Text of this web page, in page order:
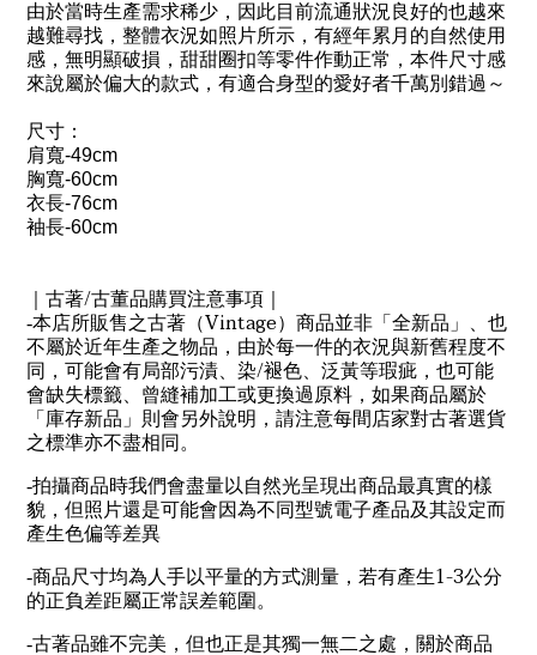
由於當時生產需求稀少，因此目前流通狀況良好的也越來
越難尋找，整體衣況如照片所示，有經年累月的自然使用
感，無明顯破損，甜甜圈扣等零件作動正常，本件尺寸感
來說屬於偏大的款式，有適合身型的愛好者千萬別錯過～
尺寸：
肩寬-49cm
胸寬-60cm
衣長-76cm
袖長-60cm
｜古著/古董品購買注意事項｜
-本店所販售之古著（Vintage）商品並非「全新品」、也
不屬於近年生產之物品，由於每一件的衣況與新舊程度不
同，可能會有局部污漬、染/褪色、泛黃等瑕疵，也可能
會缺失標籤、曾縫補加工或更換過原料，如果商品屬於
「庫存新品」則會另外說明，請注意每間店家對古著選貨
之標準亦不盡相同。
-拍攝商品時我們會盡量以自然光呈現出商品最真實的樣
貌，但照片還是可能會因為不同型號電子產品及其設定而
產生色偏等差異
-商品尺寸均為人手以平量的方式測量，若有產生1-3公分
的正負差距屬正常誤差範圍。
-古著品雖不完美，但也正是其獨一無二之處，關於商品